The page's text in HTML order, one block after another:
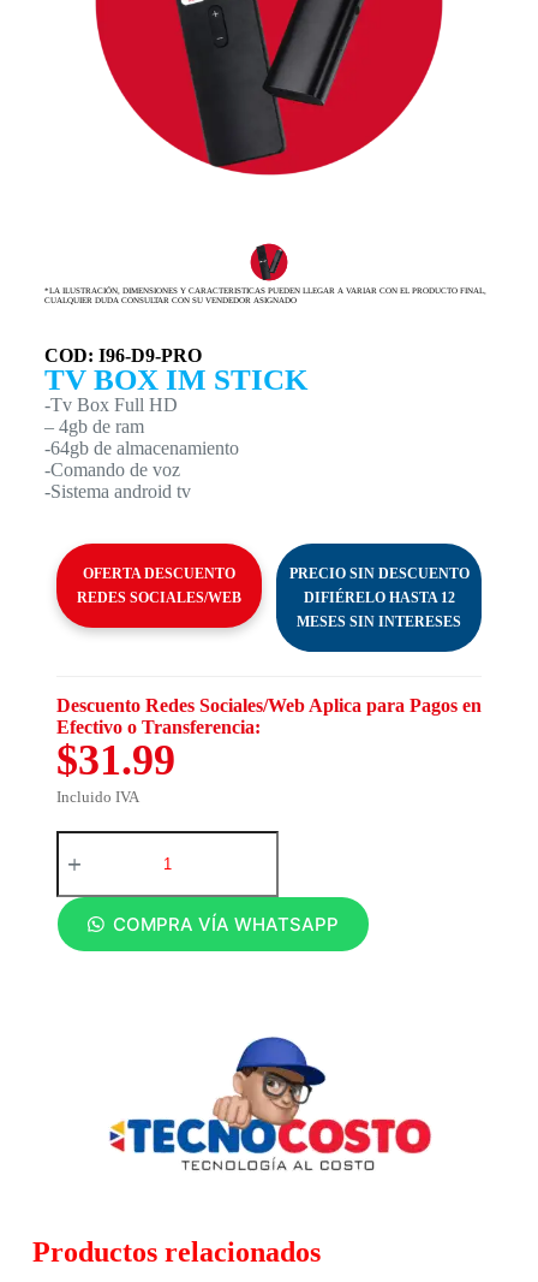
*LA ILUSTRACIÓN, DIMENSIONES Y CARACTERISTICAS PUEDEN LLEGAR A VARIAR CON EL PRODUCTO FINAL,
CUALQUIER DUDA CONSULTAR CON SU VENDEDOR ASIGNADO
COD: I96-D9-PRO
TV BOX IM STICK
-Tv Box Full HD
– 4gb de ram
-64gb de almacenamiento
-Comando de voz
-Sistema android tv
OFERTA DESCUENTO
REDES SOCIALES/WEB
PRECIO SIN DESCUENTO
DIFIÉRELO HASTA 12
MESES SIN INTERESES
Descuento Redes Sociales/Web Aplica para Pagos en
Efectivo o Transferencia:
$31.99
Incluido IVA
COMPRA VÍA WHATSAPP
Productos relacionados